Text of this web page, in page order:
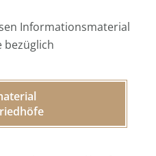
Informationsmaterial